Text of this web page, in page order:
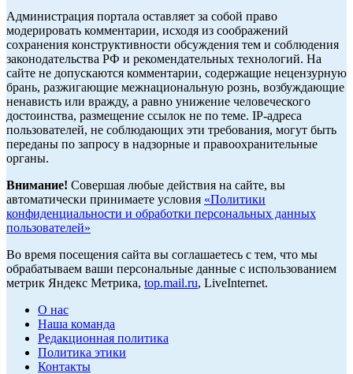
Администрация портала оставляет за собой право
модерировать комментарии, исходя из соображений
сохранения конструктивности обсуждения тем и соблюдения
законодательства РФ и рекомендательных технологий. На
сайте не допускаются комментарии, содержащие нецензурную
брань, разжигающие межнациональную рознь, возбуждающие
ненависть или вражду, а равно унижение человеческого
достоинства, размещение ссылок не по теме. IP-адреса
пользователей, не соблюдающих эти требования, могут быть
переданы по запросу в надзорные и правоохранительные
органы.
Внимание! Совершая любые действия на сайте, вы
автоматически принимаете условия «Политики
конфиденциальности и обработки персональных данных
пользователей»
Во время посещения сайта вы соглашаетесь с тем, что мы
обрабатываем ваши персональные данные с использованием
метрик Яндекс Метрика, top.mail.ru, LiveInternet.
О нас
Наша команда
Редакционная политика
Политика этики
Контакты